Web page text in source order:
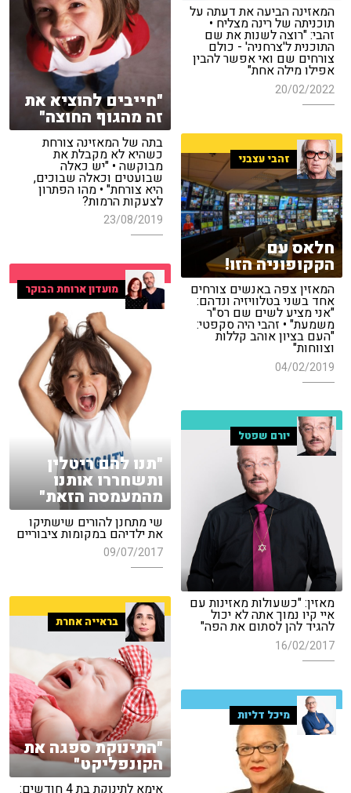
המאזינה הביעה את דעתה על
תוכניתה של רינה מצליח •
זהבי: "רוצה לשנות את שם
התוכנית ל'צרחניה' - כולם
צורחים שם ואי אפשר להבין
אפילו מילה אחת"
20/02/2022 "חייבים להוציא את
זה מהגוף החוצה"
בתה של המאזינה צורחת
כשהיא לא מקבלת את
מבוקשה • "יש כאלה
שבועטים וכאלה שבוכים,
היא צורחת" • מהו הפתרון
לצעקות הרמות?
23/08/2019
זהבי עצבני
חלאס עם
הקקופוניה הזו!
המאזין צפה באנשים צורחים
אחד בשני בטלוויזיה ונדהם:
"אני מציע לשים שם רס"ר
משמעת" • זהבי היה סקפטי:
"העם בציון אוהב קללות
וצווחות"
04/02/2019
מועדון ארוחת הבוקר
"תנו להם ריטלין
ותשחררו אותנו
מהמעמסה הזאת"
שי מתחנן להורים שישתיקו
את ילדיהם במקומות ציבוריים
09/07/2017
יורם שפטל
מאזין: "כשעולות מאזינות עם
איי קיו נמוך אתה לא יכול
להגיד להן לסתום את הפה"
16/02/2017
בראייה אחרת
"התינוקת ספגה את
הקונפליקט"
מיכל דליות